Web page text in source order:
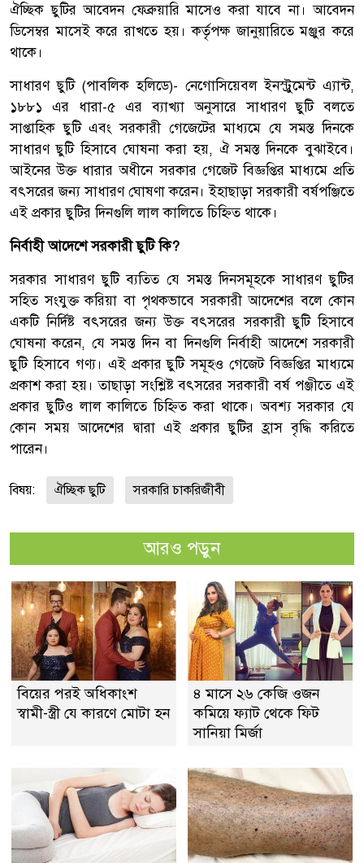
ঐচ্ছিক ছুটির আবেদন ফেব্রুয়ারি মাসেও করা যাবে না। আবেদন
ডিসেম্বর মাসেই করে রাখতে হয়। কর্তৃপক্ষ জানুয়ারিতে মঞ্জুর করে
থাকে।
সাধারণ ছুটি (পাবলিক হলিডে)- নেগোসিয়েবল ইনস্ট্রুমেন্ট এ্যান্ট,
১৮৮১ এর ধারা-৫ এর ব্যাখ্যা অনুসারে সাধারণ ছুটি বলতে
সাপ্তাহিক ছুটি এবং সরকারী গেজেটের মাধ্যমে যে সমস্ত দিনকে
সাধারণ ছুটি হিসাবে ঘোষনা করা হয়, ঐ সমস্ত দিনকে বুঝাইবে।
আইনের উক্ত ধারার অধীনে সরকার গেজেট বিজ্ঞপ্তির মাধ্যমে প্রতি
বৎসরের জন্য সাধারণ ঘোষণা করেন। ইহাছাড়া সরকারী বর্ষপঞ্জিতে
এই প্রকার ছুটির দিনগুলি লাল কালিতে চিহ্নিত থাকে।
নির্বাহী আদেশে সরকারী ছুটি কি?
সরকার সাধারণ ছুটি ব্যতিত যে সমস্ত দিনসমূহকে সাধারণ ছুটির
সহিত সংযুক্ত করিয়া বা পৃথকভাবে সরকারী আদেশের বলে কোন
একটি নির্দিষ্ট বৎসরের জন্য উক্ত বৎসরের সরকারী ছুটি হিসাবে
ঘোষনা করেন, যে সমস্ত দিন বা দিনগুলি নির্বাহী আদেশে সরকারী
ছুটি হিসাবে গণ্য। এই প্রকার ছুটি সমূহও গেজেট বিজ্ঞপ্তির মাধ্যমে
প্রকাশ করা হয়। তাছাড়া সংশ্লিষ্ট বৎসরের সরকারী বর্ষ পঞ্জীতে এই
প্রকার ছুটিও লাল কালিতে চিহ্নিত করা থাকে। অবশ্য সরকার যে
কোন সময় আদেশের দ্বারা এই প্রকার ছুটির হ্রাস বৃদ্ধি করিতে
পারেন।
বিষয়: ঐচ্ছিক ছুটি সরকারি চাকরিজীবী
আরও পড়ুন
বিয়ের পরই অধিকাংশ
স্বামী-স্ত্রী যে কারণে মোটা হন
৪ মাসে ২৬ কেজি ওজন
কমিয়ে ফ্যাট থেকে ফিট
সানিয়া মির্জা